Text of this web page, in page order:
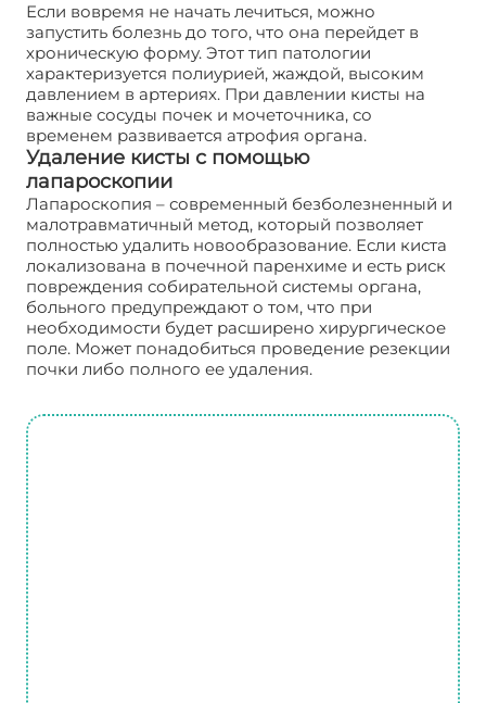
Если вовремя не начать лечиться, можно
запустить болезнь до того, что она перейдет в
хроническую форму. Этот тип патологии
характеризуется полиурией, жаждой, высоким
давлением в артериях. При давлении кисты на
важные сосуды почек и мочеточника, со
временем развивается атрофия органа.
Удаление кисты с помощью
лапароскопии
Лапароскопия – современный безболезненный и
малотравматичный метод, который позволяет
полностью удалить новообразование. Если киста
локализована в почечной паренхиме и есть риск
повреждения собирательной системы органа,
больного предупреждают о том, что при
необходимости будет расширено хирургическое
поле. Может понадобиться проведение резекции
почки либо полного ее удаления.